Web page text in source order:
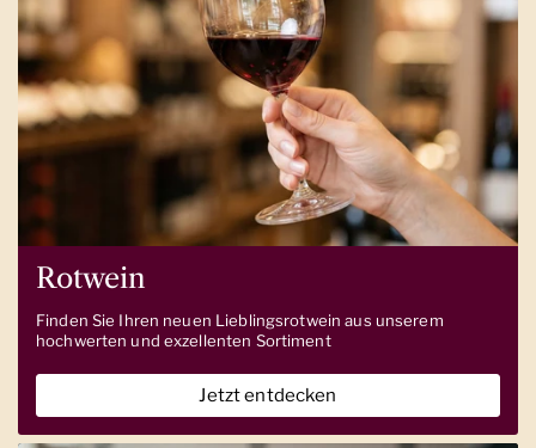
Rotwein
Finden Sie Ihren neuen Lieblingsrotwein aus unserem
hochwerten und exzellenten Sortiment
Jetzt entdecken